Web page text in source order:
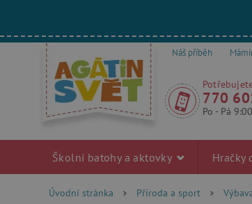
Náš příběh
770
Po - Pá
Školní batohy a aktovky Hračky
Úvodní stránka Příroda a sport